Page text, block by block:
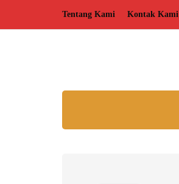
Tentang Kami Kontak Kami